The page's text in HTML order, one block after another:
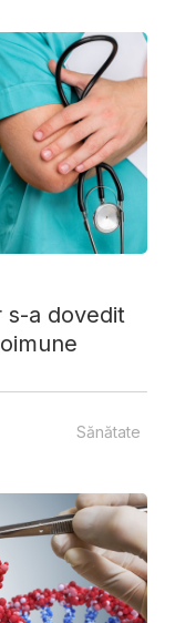
s-a dovedit
Sănătate